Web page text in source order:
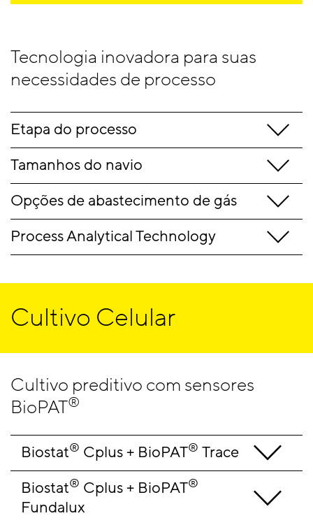
Tecnologia inovadora para suas
necessidades de processo
Etapa do processo
Tamanhos do navio
Opções de abastecimento de gás
Process Analytical Technology
Cultivo Celular
Cultivo preditivo com sensores
BioPAT®
Biostat® Cplus + BioPAT® Trace
Biostat® Cplus + BioPAT®
Fundalux